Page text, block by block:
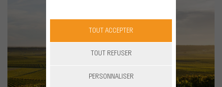
TOUT ACCEPTER
TOUT REFUSER
PERSONNALISER